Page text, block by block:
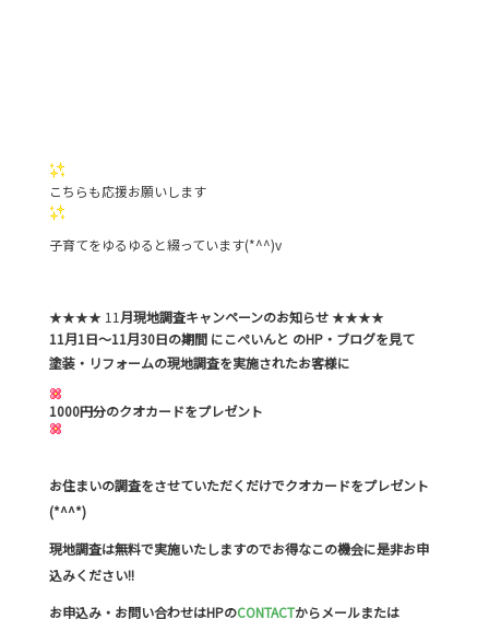
こちらも応援お願いします
子育てをゆるゆると綴っています(*^^)v
★★★★ 11月現地調査キャンペーンのお知らせ★★★★
11月1日～11月30日の期間 にこぺいんと のHP・ブログを見て
塗装・リフォームの現地調査を実施されたお客様に
1000円分のクオカードをプレゼント
お住まいの調査をさせていただくだけでクオカードをプレゼント
(*^^*)
現地調査は無料で実施いたしますのでお得なこの機会に是非お申
込みください!!
お申込み・お問い合わせはHPのCONTACTからメールまたは